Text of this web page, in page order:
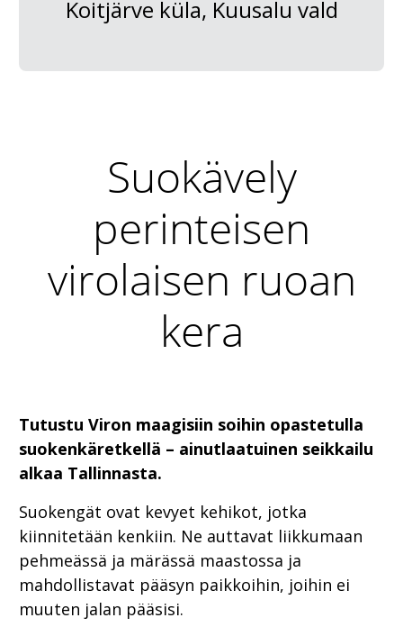
Koitjärve küla, Kuusalu vald
Suokävely
perinteisen
virolaisen ruoan
kera
Tutustu Viron maagisiin soihin opastetulla
suokenkäretkellä – ainutlaatuinen seikkailu
alkaa Tallinnasta.
Suokengät ovat kevyet kehikot, jotka
kiinnitetään kenkiin. Ne auttavat liikkumaan
pehmeässä ja märässä maastossa ja
mahdollistavat pääsyn paikkoihin, joihin ei
muuten jalan pääsisi.